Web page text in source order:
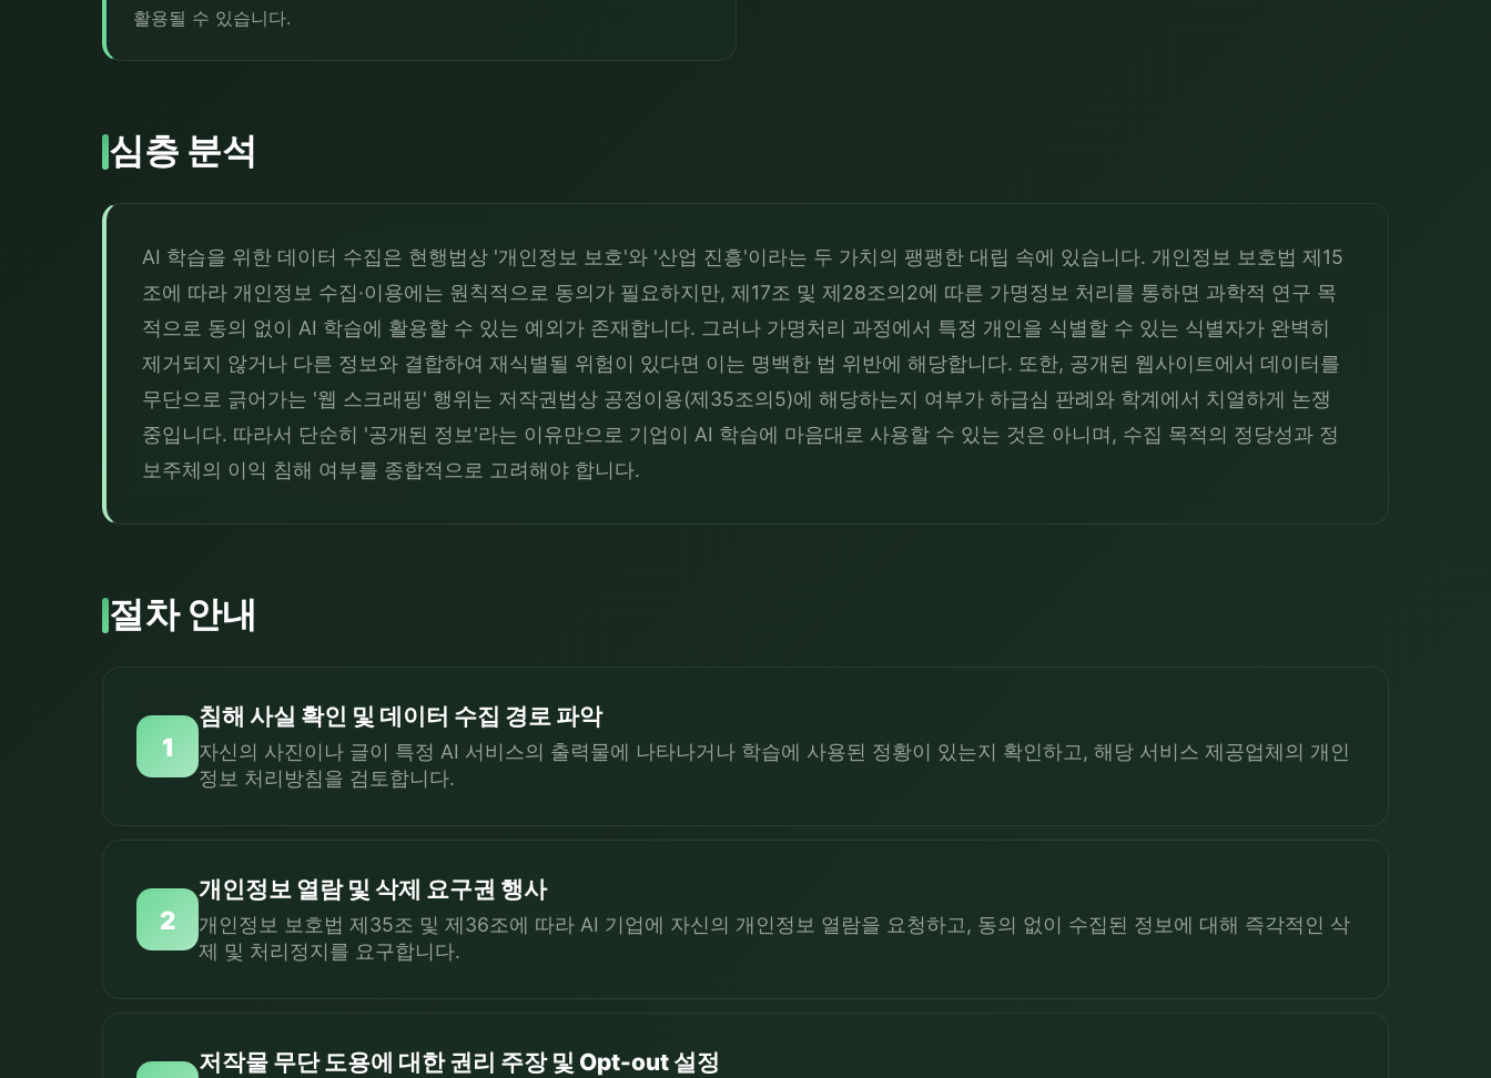
활용될 수 있습니다.
심층 분석
AI 학습을 위한 데이터 수집은 현행법상 '개인정보 보호'와 '산업 진흥'이라는 두 가치의 팽팽한 대립 속에 있습니다. 개인정보 보호법 제15
조에 따라 개인정보 수집·이용에는 원칙적으로 동의가 필요하지만, 제17조 및 제28조의2에 따른 가명정보 처리를 통하면 과학적 연구 목
적으로 동의 없이 AI 학습에 활용할 수 있는 예외가 존재합니다. 그러나 가명처리 과정에서 특정 개인을 식별할 수 있는 식별자가 완벽히
제거되지 않거나 다른 정보와 결합하여 재식별될 위험이 있다면 이는 명백한 법 위반에 해당합니다. 또한, 공개된 웹사이트에서 데이터를
무단으로 긁어가는 '웹 스크래핑' 행위는 저작권법상 공정이용(제35조의5)에 해당하는지 여부가 하급심 판례와 학계에서 치열하게 논쟁
중입니다. 따라서 단순히 '공개된 정보'라는 이유만으로 기업이 AI 학습에 마음대로 사용할 수 있는 것은 아니며, 수집 목적의 정당성과 정
보주체의 이익 침해 여부를 종합적으로 고려해야 합니다.
절차 안내
1
침해 사실 확인 및 데이터 수집 경로 파악
자신의 사진이나 글이 특정 AI 서비스의 출력물에 나타나거나 학습에 사용된 정황이 있는지 확인하고, 해당 서비스 제공업체의 개인
정보 처리방침을 검토합니다.
2
개인정보 열람 및 삭제 요구권 행사
개인정보 보호법 제35조 및 제36조에 따라 AI 기업에 자신의 개인정보 열람을 요청하고, 동의 없이 수집된 정보에 대해 즉각적인 삭
제 및 처리정지를 요구합니다.
저작물 무단 도용에 대한 권리 주장 및 Opt-out 설정